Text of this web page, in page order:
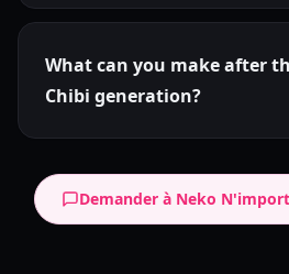
What can you make after
Chibi generation?
Demander à Neko